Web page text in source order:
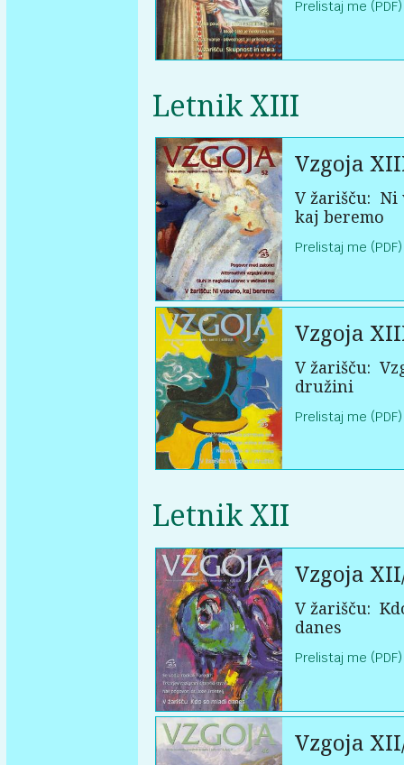
Prelistaj me (PDF)
Letnik XIII
Vzgoja
V žarišču: Ni
kaj beremo
Prelistaj me (PDF)
Vzgoja
V žarišču:
družini
Prelistaj me (PDF)
Letnik XII
Vzgoja
V žarišču:
danes
Prelistaj me (PDF)
Vzgoja